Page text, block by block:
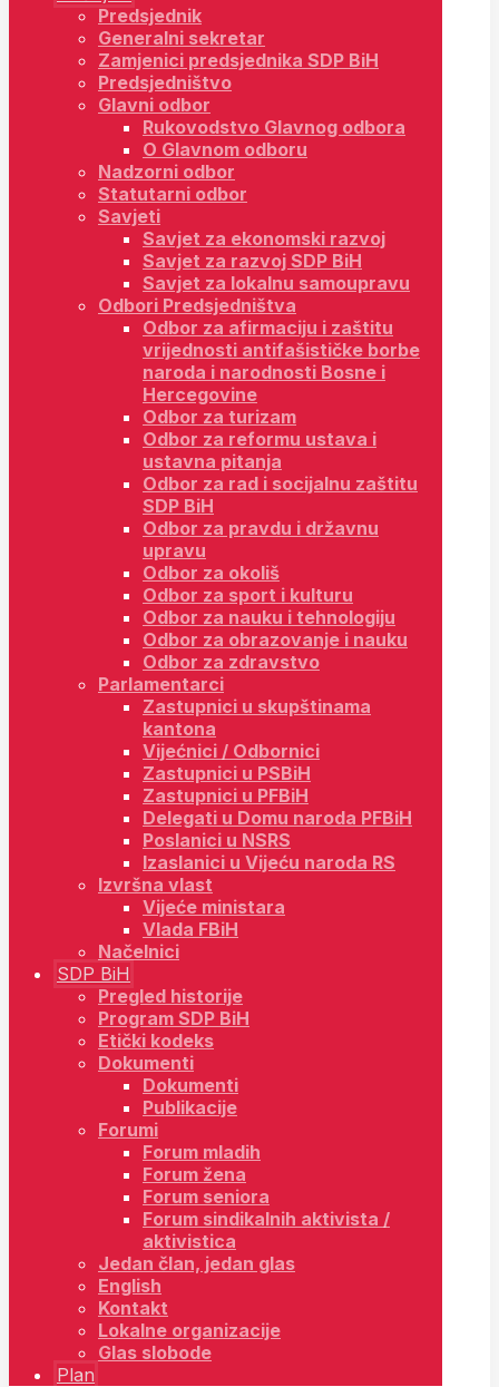
Predsjednik
Generalni sekretar
Zamjenici predsjednika SDP BiH
Predsjedništvo
Glavni odbor
Rukovodstvo Glavnog odbora
O Glavnom odboru
Nadzorni odbor
Statutarni odbor
Savjeti
Savjet za ekonomski razvoj
Savjet za razvoj SDP BiH
Savjet za lokalnu samoupravu
Odbori Predsjedništva
Odbor za afirmaciju i zaštitu
vrijednosti antifašističke borbe
naroda i narodnosti Bosne i
Hercegovine
Odbor za turizam
Odbor za reformu ustava i
ustavna pitanja
Odbor za rad i socijalnu zaštitu
SDP BiH
Odbor za pravdu i državnu
upravu
Odbor za okoliš
Odbor za sport i kulturu
Odbor za nauku i tehnologiju
Odbor za obrazovanje i nauku
Odbor za zdravstvo
Parlamentarci
Zastupnici u skupštinama
kantona
Vijećnici / Odbornici
Zastupnici u PSBiH
Zastupnici u PFBiH
Delegati u Domu naroda PFBiH
Poslanici u NSRS
Izaslanici u Vijeću naroda RS
Izvršna vlast
Vijeće ministara
Vlada FBiH
Načelnici
SDP BiH
Pregled historije
Program SDP BiH
Etički kodeks
Dokumenti
Dokumenti
Publikacije
Forumi
Forum mladih
Forum žena
Forum seniora
Forum sindikalnih aktivista /
aktivistica
Jedan član, jedan glas
English
Kontakt
Lokalne organizacije
Glas slobode
Plan